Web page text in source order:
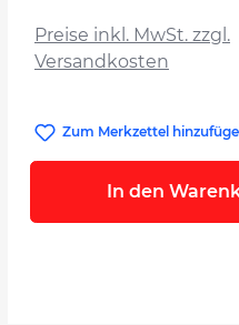
Preise inkl. MwSt. zzgl.
Versandkosten
Zum Merkzettel
In den